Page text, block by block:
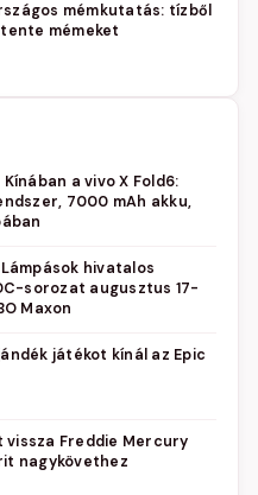
mémkutatás: tízből
mémeket
a vivo X Fold6:
7000 mAh akku,
hivatalos
sorozat augusztus 17-
Maxon
játékot kínál az Epic
Freddie Mercury
nagykövethez